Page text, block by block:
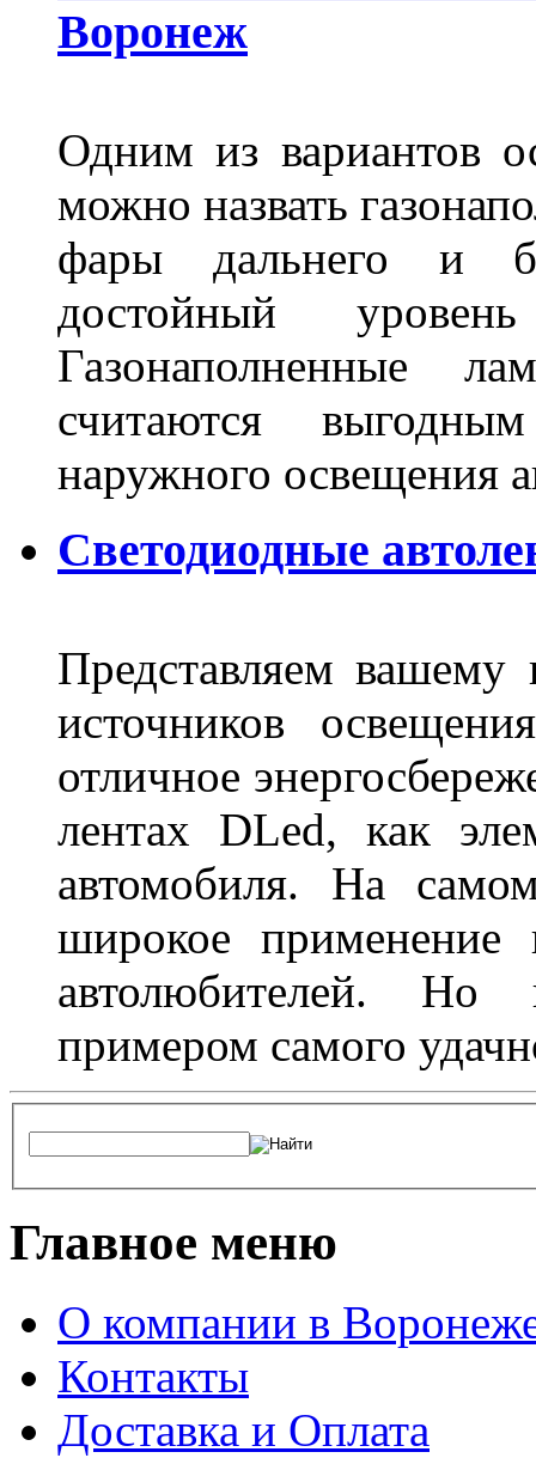
Воронеж
Одним из вариантов
можно назвать
фары дальнего и
достойный
Газонаполненные
считаются
наружного освещения
Светодиодные
Представляем
источников
отличное
лентах DLed, как
автомобиля. На
широкое
автолюбителей. Но
примером самого
Главное меню
О компании в
Контакты
Доставка и Оплата